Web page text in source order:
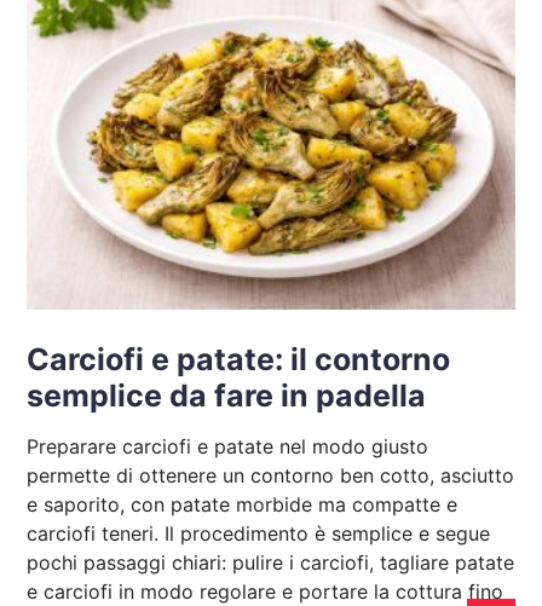
Carciofi e patate: il contorno
semplice da fare in padella
Preparare carciofi e patate nel modo giusto
permette di ottenere un contorno ben cotto, asciutto
e saporito, con patate morbide ma compatte e
carciofi teneri. Il procedimento è semplice e segue
pochi passaggi chiari: pulire i carciofi, tagliare patate
e carciofi in modo regolare e portare la cottura fino